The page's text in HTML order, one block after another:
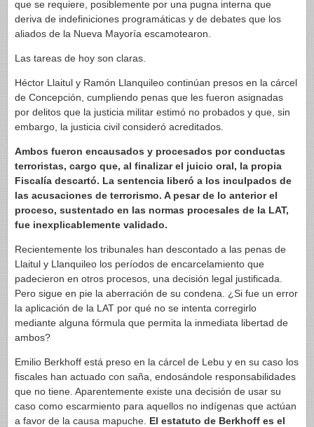
que se requiere, posiblemente por una pugna interna que
deriva de indefiniciones programáticas y de debates que los
aliados de la Nueva Mayoría escamotearon.
Las tareas de hoy son claras.
Héctor Llaitul y Ramón Llanquileo continúan presos en la cárcel
de Concepción, cumpliendo penas que les fueron asignadas
por delitos que la justicia militar estimó no probados y que, sin
embargo, la justicia civil consideró acreditados.
Ambos fueron encausados y procesados por conductas
terroristas, cargo que, al finalizar el juicio oral, la propia
Fiscalía descartó. La sentencia liberó a los inculpados de
las acusaciones de terrorismo. A pesar de lo anterior el
proceso, sustentado en las normas procesales de la LAT,
fue inexplicablemente validado.
Recientemente los tribunales han descontado a las penas de
Llaitul y Llanquileo los períodos de encarcelamiento que
padecieron en otros procesos, una decisión legal justificada.
Pero sigue en pie la aberración de su condena. ¿Si fue un error
la aplicación de la LAT por qué no se intenta corregirlo
mediante alguna fórmula que permita la inmediata libertad de
ambos?
Emilio Berkhoff está preso en la cárcel de Lebu y en su caso los
fiscales han actuado con saña, endosándole responsabilidades
que no tiene. Aparentemente existe una decisión de usar su
caso como escarmiento para aquellos no indígenas que actúan
a favor de la causa mapuche. El estatuto de Berkhoff es el